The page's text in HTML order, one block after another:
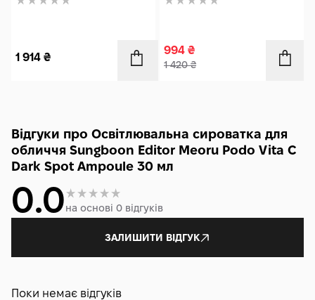
1 914 ₴
994 ₴
1 420₴
Відгуки про Освітлювальна сироватка для
обличчя Sungboon Editor Meoru Podo Vita C
Dark Spot Ampoule 30 мл
0.0на основі 0 відгуків
ЗАЛИШИТИ ВІДГУК
Поки немає відгуків